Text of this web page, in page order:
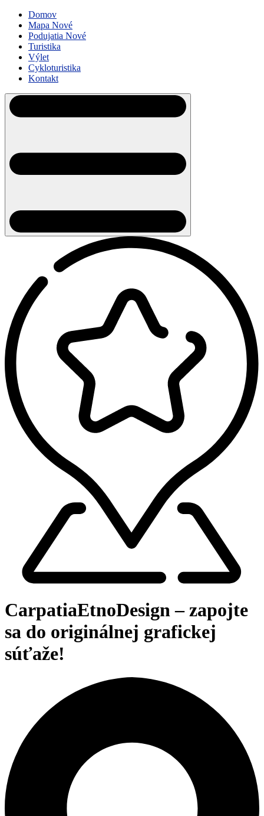
Domov
Mapa Nové
Podujatia Nové
Turistika
Výlet
Cykloturistika
Kontakt
CarpatiaEtnoDesign – zapojte
sa do originálnej grafickej
súťaže!